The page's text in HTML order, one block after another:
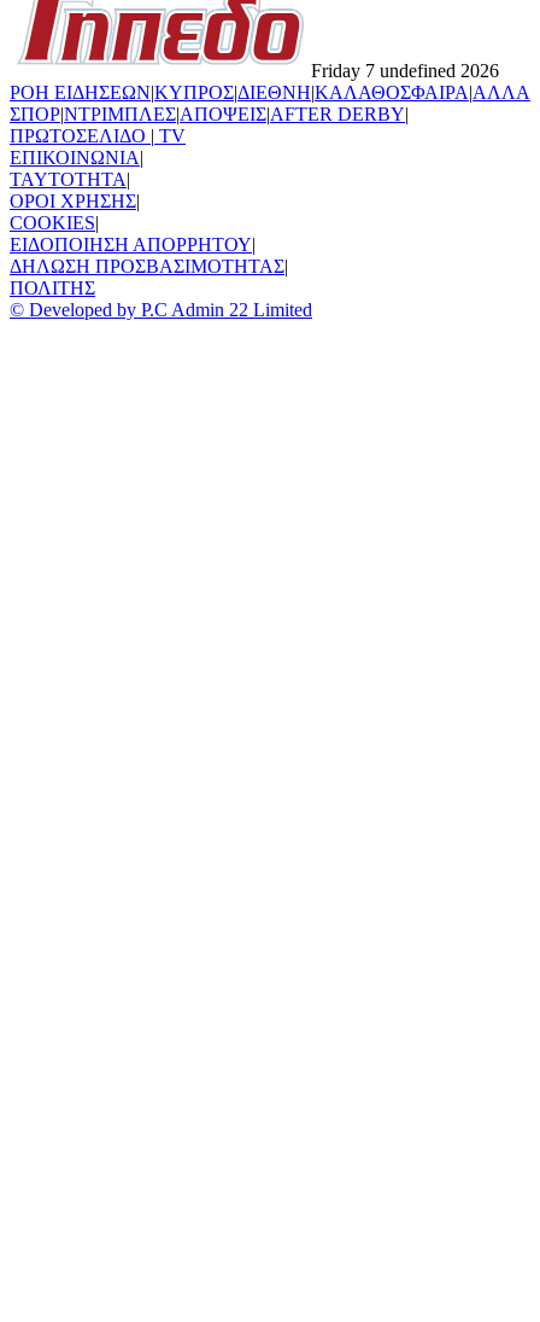
Friday 7 undefined 2026
ΡΟΗ ΕΙΔΗΣΕΩΝ|ΚΥΠΡΟΣ|ΔΙΕΘΝΗ|ΚΑΛΑΘΟΣΦΑΙΡΑ|ΑΛΛΑ
ΣΠΟΡ|ΝΤΡΙΜΠΛΕΣ|ΑΠΟΨΕΙΣ|AFTER DERBY|
ΠΡΩΤΟΣΕΛΙΔΟ | TV
ΕΠΙΚΟΙΝΩΝΙΑ|
TAYTOTHTA|
ΟΡΟΙ ΧΡΗΣΗΣ|
COOKIES|
ΕΙΔΟΠΟΙΗΣΗ ΑΠΟΡΡΗΤΟΥ|
ΔΗΛΩΣΗ ΠΡΟΣΒΑΣΙΜΟΤΗΤΑΣ|
ΠΟΛΙΤΗΣ
© Developed by P.C Admin 22 Limited